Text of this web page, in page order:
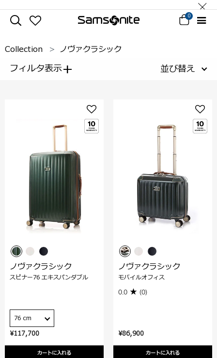
0
Collection ノヴァクラシック
フィルタ表示+ 並び替え
¥117,700
カートに入れる
ノヴァクラシック
スピナー76 エキスパンダブル
76 cm
¥86,900
カートに入れる
ノヴァクラシック
モバイルオフィス
0.0 (0)